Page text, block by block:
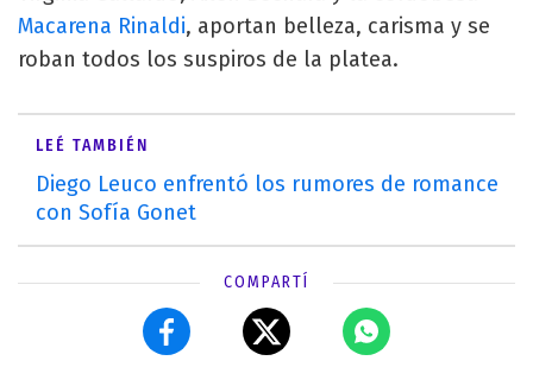
Macarena Rinaldi, aportan belleza, carisma y se
roban todos los suspiros de la platea.
LEÉ TAMBIÉN
Diego Leuco enfrentó los rumores de romance
con Sofía Gonet
COMPARTÍ